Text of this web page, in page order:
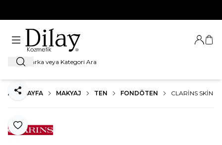
Ara
Giriş
ANA SAYFA MAKYAJ TEN FONDÖTEN CLARINS SKIN
Favoriye Ekle
Paylaş